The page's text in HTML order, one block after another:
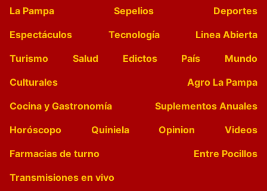
La Pampa Sepelios
Deportes
Espectáculos
Tecnología
Linea Abierta
Turismo
Salud Edictos País
Mundo
Culturales
Agro La Pampa
Cocina y Gastronomía
Suplementos Anuales
Horóscopo
Quiniela Opinion
Videos
Farmacias de turno
Entre Pocillos
Transmisiones en vivo